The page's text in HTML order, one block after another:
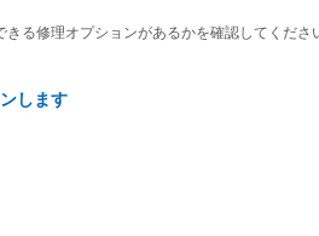
る修理オプションがあるかを確認してくださ
します